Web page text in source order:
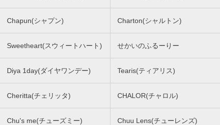
Chapun(シャプン) Charton(シャルトン)
Sweetheart(スウィートハート) せかいのふるーりー
Diya 1day(ダイヤワンデー) Tearis(ティアリス)
Cheritta(チェリッタ) CHALOR(チャロル)
Chu's me(チューズミー) Chuu Lens(チューレンズ)